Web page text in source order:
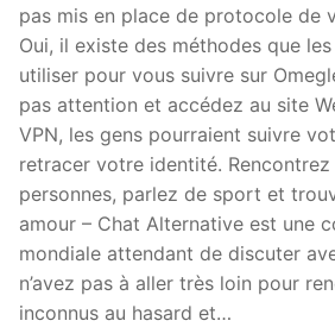
pas mis en place de protocole de
Oui, il existe des méthodes que
utiliser pour vous suivre sur
pas attention et accédez au site
VPN, les gens pourraient suivre
retracer votre identité.
personnes, parlez de sport et
amour – Chat Alternative est une
mondiale attendant de discuter
n’avez pas à aller très loin pour
inconnus au hasard et…